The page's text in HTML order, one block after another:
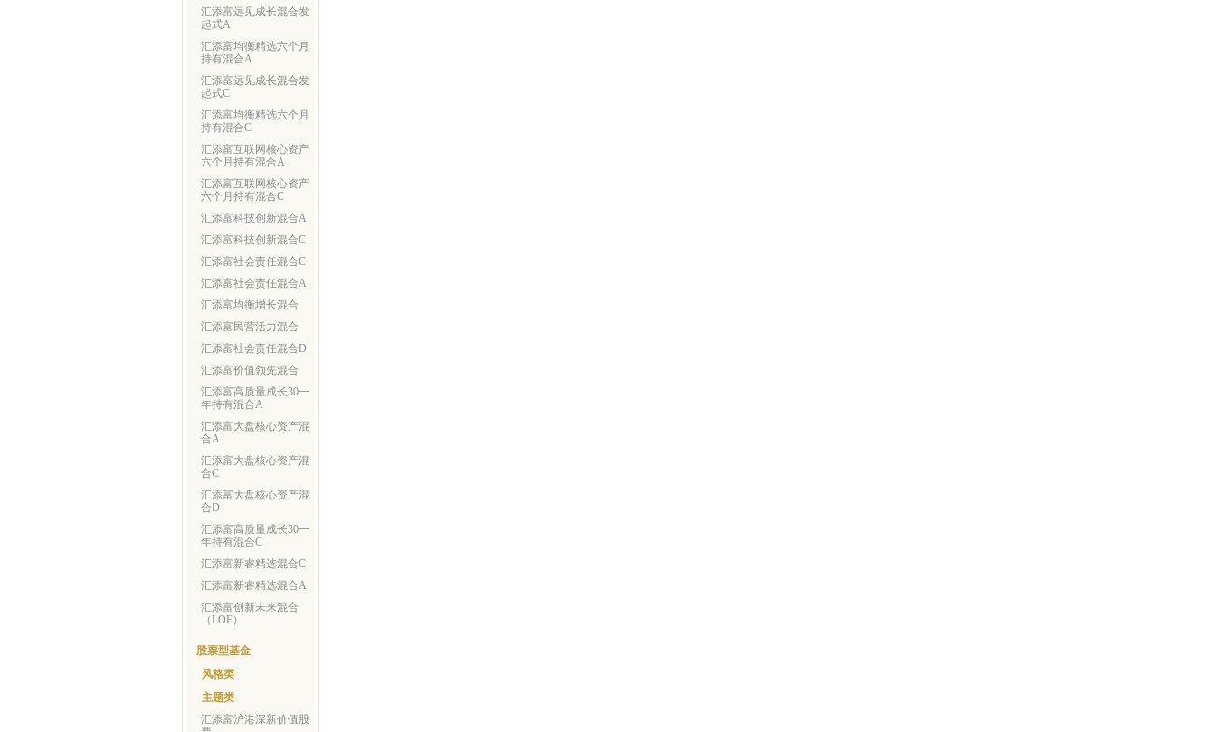
汇添富远见成长混合发
起式A
汇添富均衡精选六个月
持有混合A
汇添富远见成长混合发
起式C
汇添富均衡精选六个月
持有混合C
汇添富互联网核心资产
六个月持有混合A
汇添富互联网核心资产
六个月持有混合C
汇添富科技创新混合A
汇添富科技创新混合C
汇添富社会责任混合C
汇添富社会责任混合A
汇添富均衡增长混合
汇添富民营活力混合
汇添富社会责任混合D
汇添富价值领先混合
汇添富高质量成长30一
年持有混合A
汇添富大盘核心资产混
合A
汇添富大盘核心资产混
合C
汇添富大盘核心资产混
合D
汇添富高质量成长30一
年持有混合C
汇添富新睿精选混合C
汇添富新睿精选混合A
汇添富创新未来混合
（LOF）
股票型基金
风格类
主题类
汇添富沪港深新价值股